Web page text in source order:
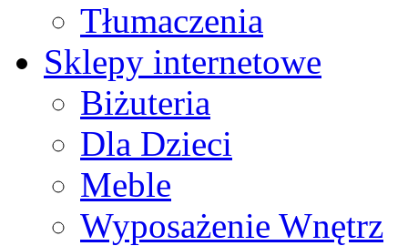
Tłumaczenia
Sklepy internetowe
Biżuteria
Dla Dzieci
Meble
Wyposażenie Wnętrz